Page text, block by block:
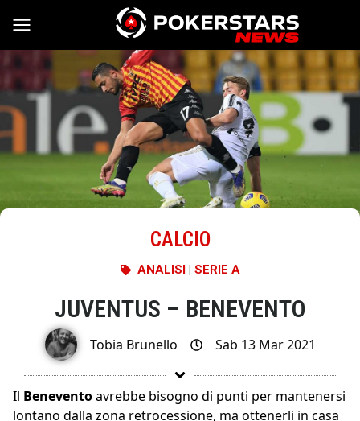
CALCIO
ANALISI| SERIE A
JUVENTUS – BENEVENTO
Tobia Brunello Sab 13 Mar 2021
Il Beneventoavrebbe bisogno di punti per mantenersi
lontano dalla zona retrocessione, ma ottenerli in casa